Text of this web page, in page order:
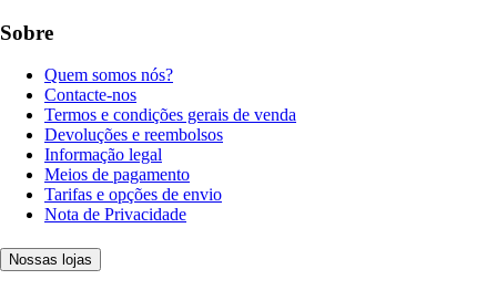
Sobre
Quem somos nós?
Contacte-nos
Termos e condições gerais de venda
Devoluções e reembolsos
Informação legal
Meios de pagamento
Tarifas e opções de envio
Nota de Privacidade
Nossas lojas